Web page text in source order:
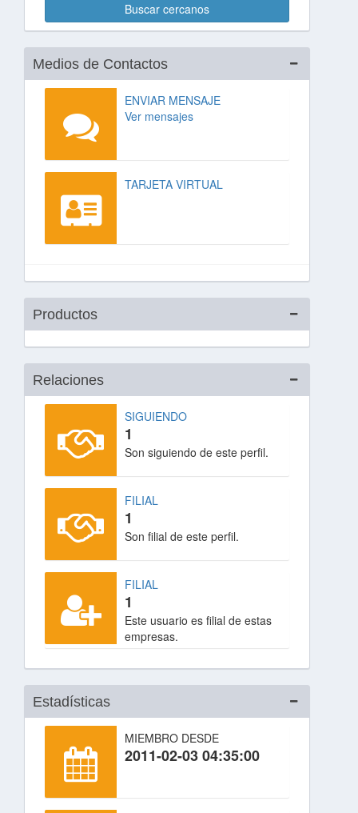
Buscar cercanos
Medios de Contactos
ENVIAR MENSAJE
Ver mensajes
TARJETA VIRTUAL
Productos
Relaciones
SIGUIENDO
1
Son siguiendo de este perfil.
FILIAL
1
Son filial de este perfil.
FILIAL
1
Este usuario es filial de estas
empresas.
Estadísticas
MIEMBRO DESDE
2011-02-03 04:35:00